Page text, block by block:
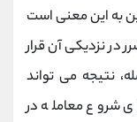
به این معنی است
در نزدیکی آن قرار
نتیجه می تواند
شروع معامله در